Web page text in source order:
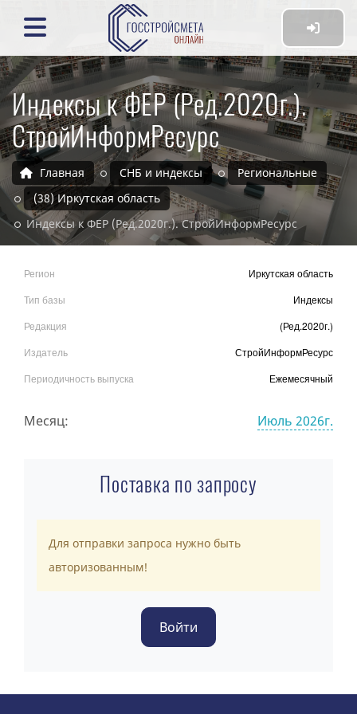
Индексы к ФЕР (Ред.2020г.).
СтройИнформРесурс
Главная СНБ и индексы
Региональные
(38) Иркутская область
Индексы к ФЕР (Ред.2020г.). СтройИнформРесурс
Регион
Иркутская область
Тип базы
Индексы
Редакция
(Ред.2020г.)
Издатель
СтройИнформРесурс
Периодичность выпуска
Ежемесячный
Месяц: Июль 2026г.
Поставка по запросу
Для отправки запроса нужно быть
авторизованным!